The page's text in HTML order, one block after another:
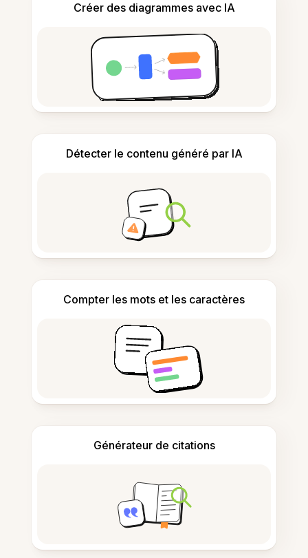
Créer des diagrammes avec IA
Détecter le contenu généré par IA
Compter les mots et les caractères
Générateur de citations